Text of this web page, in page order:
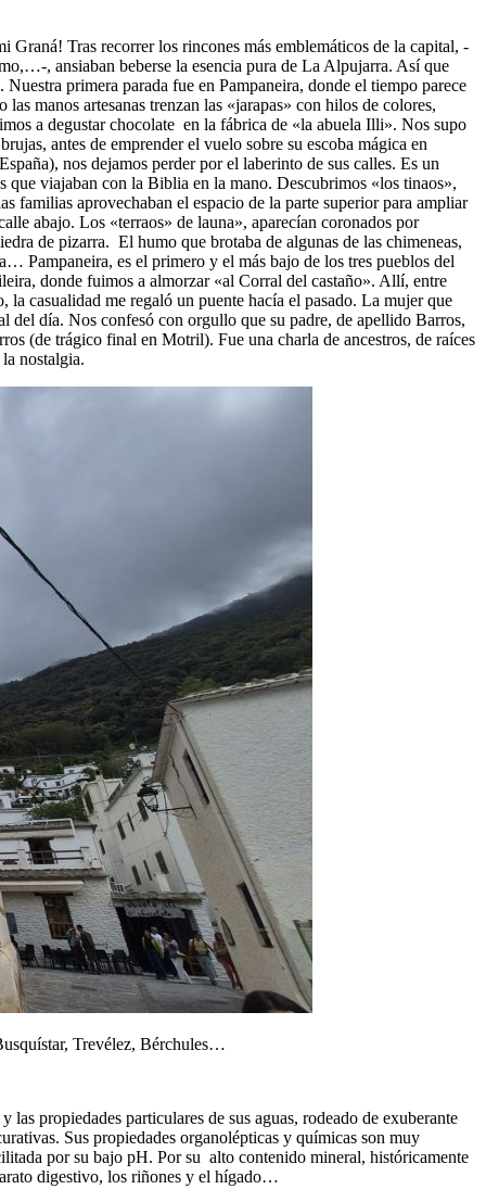
Graná! Tras recorrer los rincones más emblemáticos de la capital, -
, ansiaban beberse la esencia pura de La Alpujarra. Así que
primera parada fue en Pampaneira, donde el tiempo parece
manos artesanas trenzan las «jarapas» con hilos de colores,
a degustar chocolate en la fábrica de «la abuela Illi». Nos supo
antes de emprender el vuelo sobre su escoba mágica en
nos dejamos perder por el laberinto de sus calles. Es un
viajaban con la Biblia en la mano. Descubrimos «los tinaos»,
familias aprovechaban el espacio de la parte superior para ampliar
abajo. Los «terraos» de launa», aparecían coronados por
de pizarra. El humo que brotaba de algunas de las chimeneas,
Pampaneira, es el primero y el más bajo de los tres pueblos del
donde fuimos a almorzar «al Corral del castaño». Allí, entre
casualidad me regaló un puente hacía el pasado. La mujer que
del día. Nos confesó con orgullo que su padre, de apellido Barros,
(de trágico final en Motril). Fue una charla de ancestros, de raíces
nostalgia.
Trevélez, Bérchules…
propiedades particulares de sus aguas, rodeado de exuberante
Sus propiedades organolépticas y químicas son muy
por su bajo pH. Por su alto contenido mineral, históricamente
digestivo, los riñones y el hígado…